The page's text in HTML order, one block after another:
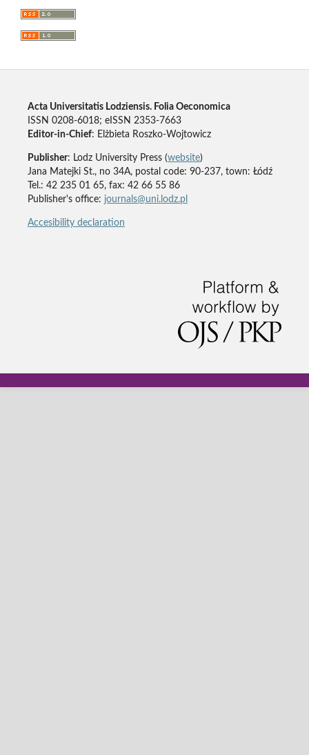
Acta Universitatis Lodziensis. Folia Oeconomica
ISSN 0208-6018; eISSN 2353-7663
Editor-in-Chief: Elżbieta Roszko-Wojtowicz
Publisher: Lodz University Press (website)
Jana Matejki St., no 34A, postal code: 90-237, town: Łódź
Tel.: 42 235 01 65, fax: 42 66 55 86
Publisher's office: journals@uni.lodz.pl
Accesibility declaration